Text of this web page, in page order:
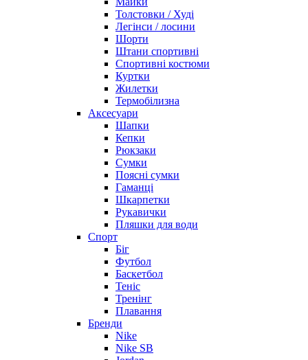
Толстовки / Худі
Легінси / лосини
Шорти
Штани спортивні
Спортивні костюми
Куртки
Жилетки
Термобілизна
Аксесуари
Шапки
Кепки
Рюкзаки
Сумки
Поясні сумки
Гаманці
Шкарпетки
Рукавички
Пляшки для води
Спорт
Біг
Футбол
Баскетбол
Теніс
Тренінг
Плавання
Бренди
Nike
Nike SB